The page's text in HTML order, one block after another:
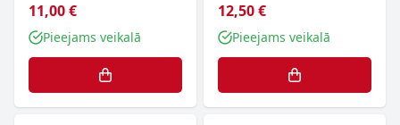
11,00 €
Pieejams veikalā
12,50 €
Pieejams veikalā